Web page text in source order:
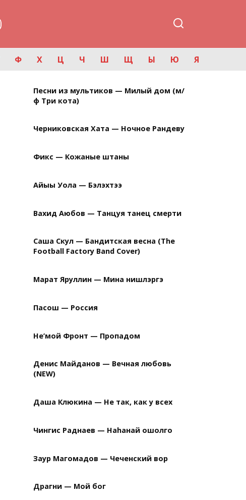
Ф Х Ц Ч Ш Щ Ы Ю Я
Песни из мультиков — Милый дом (м/
ф Три кота)
Черниковская Хата — Ночное Рандеву
Фикс — Кожаные штаны
Айыы Уола — Бэлэхтээ
Вахид Аюбов — Танцуя танец смерти
Саша Скул — Бандитская весна (The
Football Factory Band Cover)
Марат Яруллин — Мина нишлэргэ
Пасош — Россия
Не’мой Фронт — Пропадом
Денис Майданов — Вечная любовь
(NEW)
Даша Клюкина — Не так, как у всех
Чингис Раднаев — Наhанай ошолго
Заур Магомадов — Чеченский вор
Драгни — Мой бог